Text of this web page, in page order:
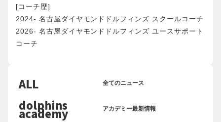
[コーチ歴]
2024- 名古屋ダイヤモンドドルフィンズ スクールコーチ
2026- 名古屋ダイヤモンドドルフィンズ ユースサポート
コーチ
ALL 全てのニュース
dolphins
academy アカデミー最新情報